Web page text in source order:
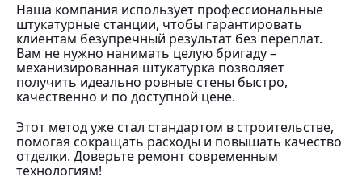
Наша компания использует профессиональные
штукатурные станции, чтобы гарантировать
клиентам безупречный результат без переплат.
Вам не нужно нанимать целую бригаду –
механизированная штукатурка позволяет
получить идеально ровные стены быстро,
качественно и по доступной цене.
Этот метод уже стал стандартом в строительстве,
помогая сокращать расходы и повышать качество
отделки. Доверьте ремонт современным
технологиям!